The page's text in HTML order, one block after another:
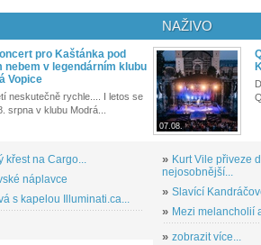
pro Kaštánka pod
nebem v legendárním klubu
Vopice
neskutečně rychle.... I letos se
srpna v klubu Modrá...
na Cargo...
náplavce
s kapelou Illuminati.ca...
NAŽIVO
07.08.
» Kurt Vile přiveze
nejosobnější...
» Slavící
» Mezi melancholií
» zobrazit více...